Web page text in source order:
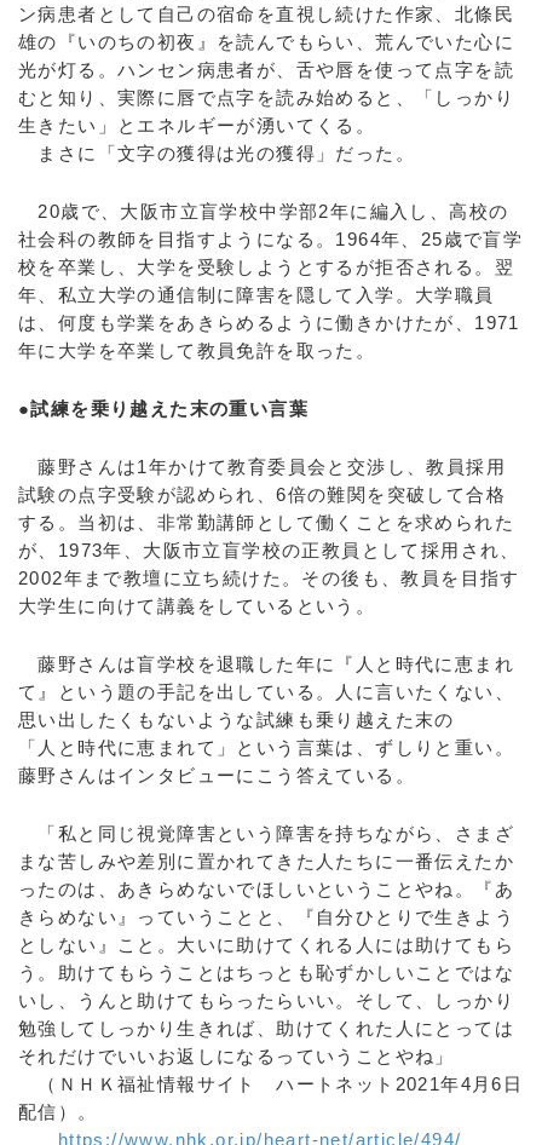
ン病患者として自己の宿命を直視し続けた作家、北條民
雄の『いのちの初夜』を読んでもらい、荒んでいた心に
光が灯る。ハンセン病患者が、舌や唇を使って点字を読
むと知り、実際に唇で点字を読み始めると、「しっかり
生きたい」とエネルギーが湧いてくる。
まさに「文字の獲得は光の獲得」だった。
20歳で、大阪市立盲学校中学部2年に編入し、高校の
社会科の教師を目指すようになる。1964年、25歳で盲学
校を卒業し、大学を受験しようとするが拒否される。翌
年、私立大学の通信制に障害を隠して入学。大学職員
は、何度も学業をあきらめるように働きかけたが、1971
年に大学を卒業して教員免許を取った。
●試練を乗り越えた末の重い言葉
藤野さんは1年かけて教育委員会と交渉し、教員採用
試験の点字受験が認められ、6倍の難関を突破して合格
する。当初は、非常勤講師として働くことを求められた
が、1973年、大阪市立盲学校の正教員として採用され、
2002年まで教壇に立ち続けた。その後も、教員を目指す
大学生に向けて講義をしているという。
藤野さんは盲学校を退職した年に『人と時代に恵まれ
て』という題の手記を出している。人に言いたくない、
思い出したくもないような試練も乗り越えた末の
「人と時代に恵まれて」という言葉は、ずしりと重い。
藤野さんはインタビューにこう答えている。
「私と同じ視覚障害という障害を持ちながら、さまざ
まな苦しみや差別に置かれてきた人たちに一番伝えたか
ったのは、あきらめないでほしいということやね。『あ
きらめない』っていうことと、『自分ひとりで生きよう
としない』こと。大いに助けてくれる人には助けてもら
う。助けてもらうことはちっとも恥ずかしいことではな
いし、うんと助けてもらったらいい。そして、しっかり
勉強してしっかり生きれば、助けてくれた人にとっては
それだけでいいお返しになるっていうことやね」
（ＮＨＫ福祉情報サイト ハートネット2021年4月6日
配信）。
https://www.nhk.or.jp/heart-net/article/494/